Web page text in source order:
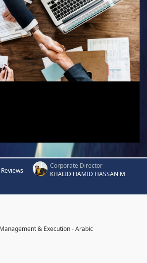
Reviews
Corporate Director
KHALID HAMID HASSAN M
& Execution - Arabic